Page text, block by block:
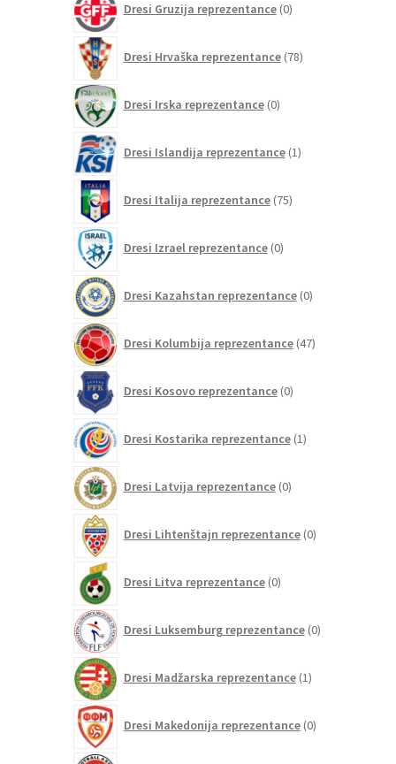
Dresi Gruzija reprezentance 0izdelkov
Dresi Hrvaška reprezentance 78izdelkov
Dresi Irska reprezentance 0izdelkov
Dresi Islandija reprezentance 1izdelek
Dresi Italija reprezentance 75izdelkov
Dresi Izrael reprezentance 0izdelkov
Dresi Kazahstan reprezentance 0izdelkov
Dresi Kolumbija reprezentance 47izdelkov
Dresi Kosovo reprezentance 0izdelkov
Dresi Kostarika reprezentance 1izdelek
Dresi Latvija reprezentance 0izdelkov
Dresi Lihtenštajn reprezentance 0izdelkov
Dresi Litva reprezentance 0izdelkov
Dresi Luksemburg reprezentance 0izdelkov
Dresi Madžarska reprezentance 1izdelek
Dresi Makedonija reprezentance 0izdelkov